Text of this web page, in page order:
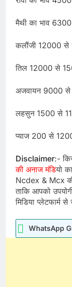
मैथी का भाव
कलौंजी 12000 से
तिल 12000 से
अजवायन 9000 से
लहसुन 1500 से
प्याज 200 से
Disclaimer:-
की अनाज मंडियो
Ncdex & Mcx
ताकि आपको
मिडिया
WhatsApp